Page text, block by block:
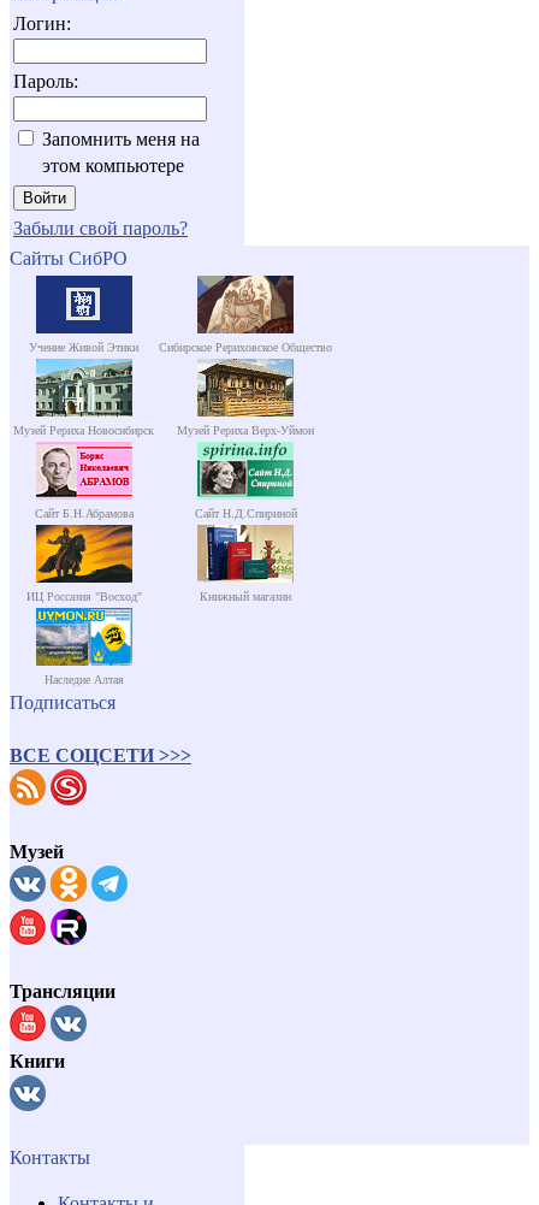
Логин:
Пароль:
Запомнить меня на
этом компьютере
Забыли свой пароль?
Сайты СибРО
Учение Живой Этики Сибирское Рериховское Общество
Музей Рериха Новосибирск Музей Рериха Верх-Уймон
Сайт Б.Н.Абрамова Сайт Н.Д.Спириной
ИЦ Россазия "Восход" Книжный магазин
Наследие Алтая
Подписаться
ВСЕ СОЦСЕТИ >>>
Музей
Трансляции
Книги
Контакты